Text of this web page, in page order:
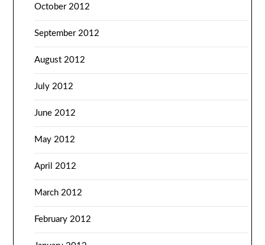
October 2012
September 2012
August 2012
July 2012
June 2012
May 2012
April 2012
March 2012
February 2012